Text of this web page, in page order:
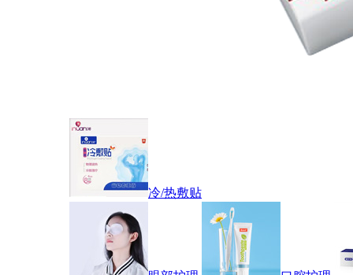
冷/热敷贴